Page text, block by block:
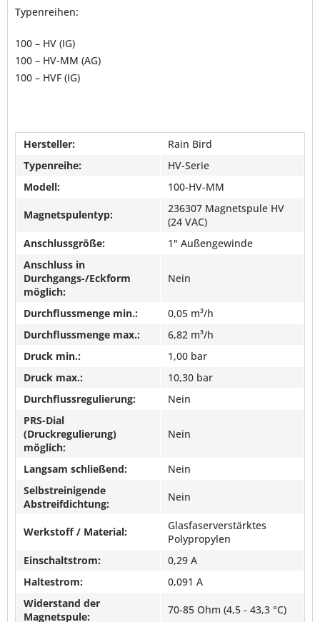
Typenreihen:
100 – HV (IG)
100 – HV-MM (AG)
100 – HVF (IG)
Hersteller:
Rain Bird
Typenreihe:
HV-Serie
Modell:
100-HV-MM
Magnetspulentyp:
236307 Magnetspule HV
(24 VAC)
Anschlussgröße:
1" Außengewinde
Anschluss in
Durchgangs-/Eckform
möglich:
Nein
Durchflussmenge min.:
0,05 m³/h
Durchflussmenge max.:
6,82 m³/h
Druck min.:
1,00 bar
Druck max.:
10,30 bar
Durchflussregulierung:
Nein
PRS-Dial
(Druckregulierung)
möglich:
Nein
Langsam schließend:
Nein
Selbstreinigende
Abstreifdichtung:
Nein
Werkstoff / Material:
Glasfaserverstärktes
Polypropylen
Einschaltstrom:
0,29 A
Haltestrom:
0,091 A
Widerstand der
Magnetspule:
70-85 Ohm (4,5 - 43,3 °C)